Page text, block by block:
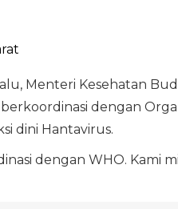
Menteri Kesehatan
dengan
dini Hantavirus.
dengan WHO. Kami